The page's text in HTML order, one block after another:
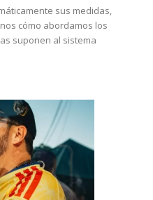
sus medidas,
cómo abordamos los
suponen al sistema